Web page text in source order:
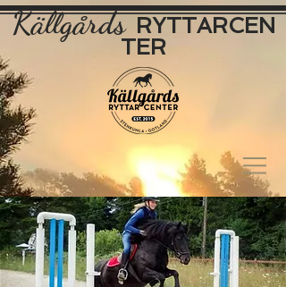
Källgårds RYTTARCEN
TER